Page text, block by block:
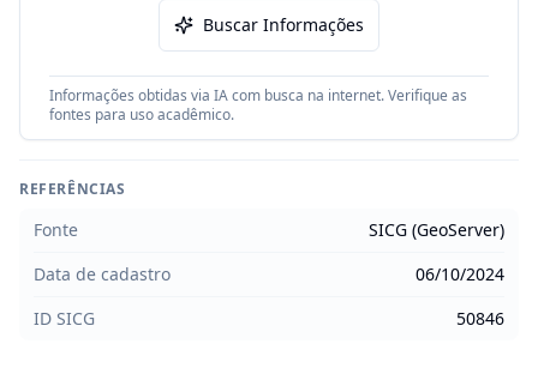
Buscar Informações
Informações obtidas via IA com busca na internet. Verifique as
fontes para uso acadêmico.
REFERÊNCIAS
Fonte
SICG (GeoServer)
Data de cadastro
06/10/2024
ID SICG
50846